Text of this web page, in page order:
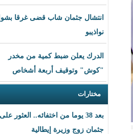
شاب قضى غرقا بشواطئ
ضبط كمية من مخدر
أربعة أشخاص
يوما من اختفائه.. العثور على
إيطالية